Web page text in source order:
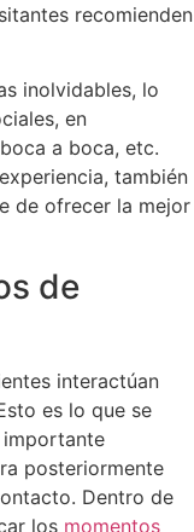
recomienden
inolvidables, lo
en
a boca, etc.
también
de ofrecer la mejor
de
interactúan
es lo que se
posteriormente
Dentro de
los momentos